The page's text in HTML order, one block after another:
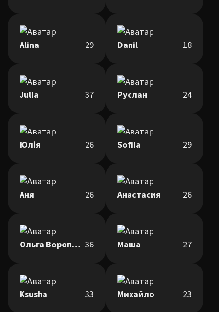
Alina 29 Danil 18
Julia 37 Руслан 24
Юлія 26 Sofiia 29
Аня 26 Анастасия 26
Ольга Воропай 36 Маша 27
Ksusha 33 Михайло 23